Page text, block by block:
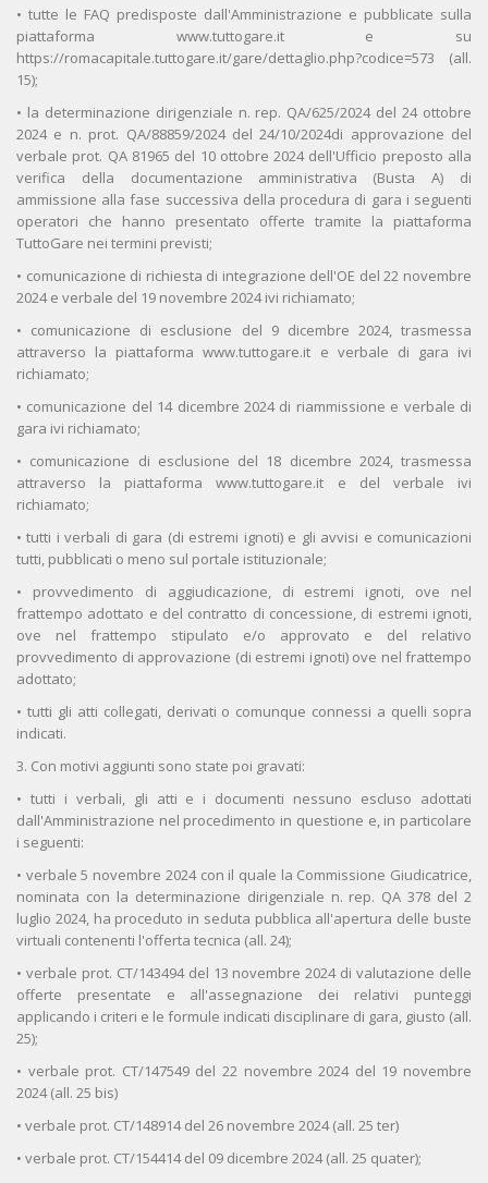
• tutte le FAQ predisposte dall'Amministrazione e pubblicate sulla
piattaforma www.tuttogare.it e su
https://romacapitale.tuttogare.it/gare/dettaglio.php?codice=573 (all.
15);
• la determinazione dirigenziale n. rep. QA/625/2024 del 24 ottobre
2024 e n. prot. QA/88859/2024 del 24/10/2024di approvazione del
verbale prot. QA 81965 del 10 ottobre 2024 dell'Ufficio preposto alla
verifica della documentazione amministrativa (Busta A) di
ammissione alla fase successiva della procedura di gara i seguenti
operatori che hanno presentato offerte tramite la piattaforma
TuttoGare nei termini previsti;
• comunicazione di richiesta di integrazione dell'OE del 22 novembre
2024 e verbale del 19 novembre 2024 ivi richiamato;
• comunicazione di esclusione del 9 dicembre 2024, trasmessa
attraverso la piattaforma www.tuttogare.it e verbale di gara ivi
richiamato;
• comunicazione del 14 dicembre 2024 di riammissione e verbale di
gara ivi richiamato;
• comunicazione di esclusione del 18 dicembre 2024, trasmessa
attraverso la piattaforma www.tuttogare.it e del verbale ivi
richiamato;
• tutti i verbali di gara (di estremi ignoti) e gli avvisi e comunicazioni
tutti, pubblicati o meno sul portale istituzionale;
• provvedimento di aggiudicazione, di estremi ignoti, ove nel
frattempo adottato e del contratto di concessione, di estremi ignoti,
ove nel frattempo stipulato e/o approvato e del relativo
provvedimento di approvazione (di estremi ignoti) ove nel frattempo
adottato;
• tutti gli atti collegati, derivati o comunque connessi a quelli sopra
indicati.
3. Con motivi aggiunti sono state poi gravati:
• tutti i verbali, gli atti e i documenti nessuno escluso adottati
dall'Amministrazione nel procedimento in questione e, in particolare
i seguenti:
• verbale 5 novembre 2024 con il quale la Commissione Giudicatrice,
nominata con la determinazione dirigenziale n. rep. QA 378 del 2
luglio 2024, ha proceduto in seduta pubblica all'apertura delle buste
virtuali contenenti l'offerta tecnica (all. 24);
• verbale prot. CT/143494 del 13 novembre 2024 di valutazione delle
offerte presentate e all'assegnazione dei relativi punteggi
applicando i criteri e le formule indicati disciplinare di gara, giusto (all.
25);
• verbale prot. CT/147549 del 22 novembre 2024 del 19 novembre
2024 (all. 25 bis)
• verbale prot. CT/148914 del 26 novembre 2024 (all. 25 ter)
• verbale prot. CT/154414 del 09 dicembre 2024 (all. 25 quater);